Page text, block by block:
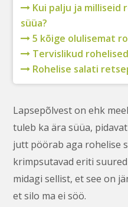
Kui palju ja milliseid
süüa?
5 kõige olulisemat
Tervislikud
Rohelise salati
Lapsepõlvest on ehk
tuleb ka ära süüa,
jutt pöörab aga rohelise
krimpsutavad eriti
midagi sellist, et see on
et silo ma ei söö.